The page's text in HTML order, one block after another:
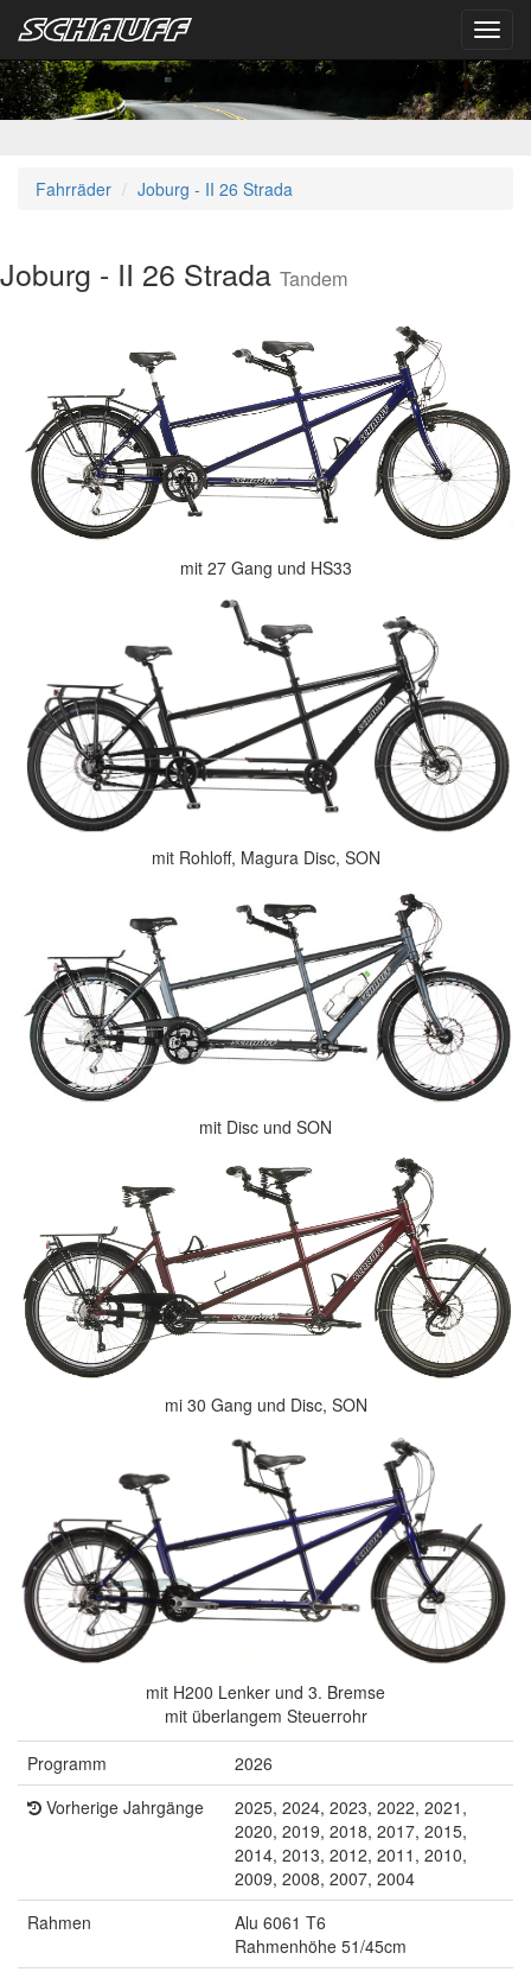
Fahrräder Joburg - II 26 Strada
Joburg - II 26 Strada Tandem
mit 27 Gang und HS33
mit Rohloff, Magura Disc, SON
mit Disc und SON
mi 30 Gang und Disc, SON
mit H200 Lenker und 3. Bremse
mit überlangem Steuerrohr
Programm
2026
Vorherige Jahrgänge
2025, 2024, 2023, 2022, 2021,
2020, 2019, 2018, 2017, 2015,
2014, 2013, 2012, 2011, 2010,
2009, 2008, 2007, 2004
Rahmen
Alu 6061 T6
Rahmenhöhe 51/45cm